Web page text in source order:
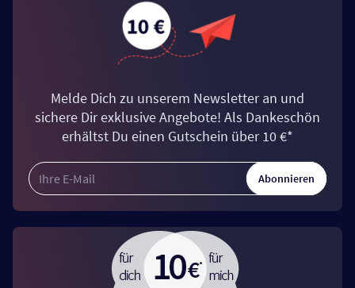
Melde Dich zu unserem Newsletter an und
sichere Dir exklusive Angebote! Als Dankeschön
erhältst Du einen Gutschein über 10 €*
Abonnieren